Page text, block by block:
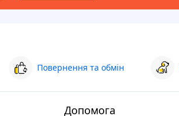
Повернення та обмін
Допомога